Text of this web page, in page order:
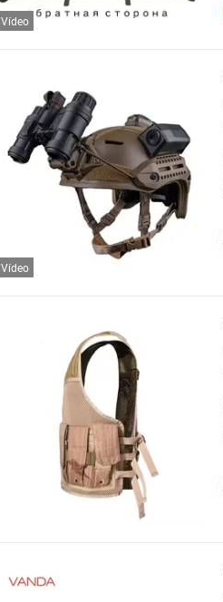
Vídeo
Vídeo